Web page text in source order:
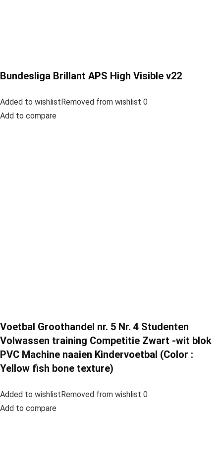
Bundesliga Brillant APS High Visible v22
Added to wishlistRemoved from wishlist 0
Add to compare
Voetbal Groothandel nr. 5 Nr. 4 Studenten
Volwassen training Competitie Zwart -wit blok
PVC Machine naaien Kindervoetbal (Color :
Yellow fish bone texture)
Added to wishlistRemoved from wishlist 0
Add to compare